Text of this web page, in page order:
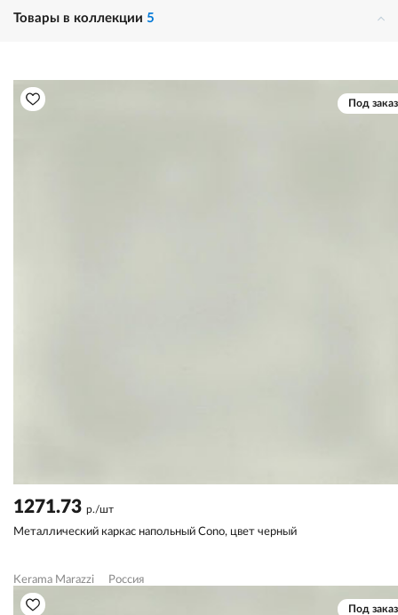
Товары в коллекции 5
Под заказ
1271.73 р./шт
Металлический каркас напольный Cono, цвет черный
Kerama Marazzi Россия
Под заказ